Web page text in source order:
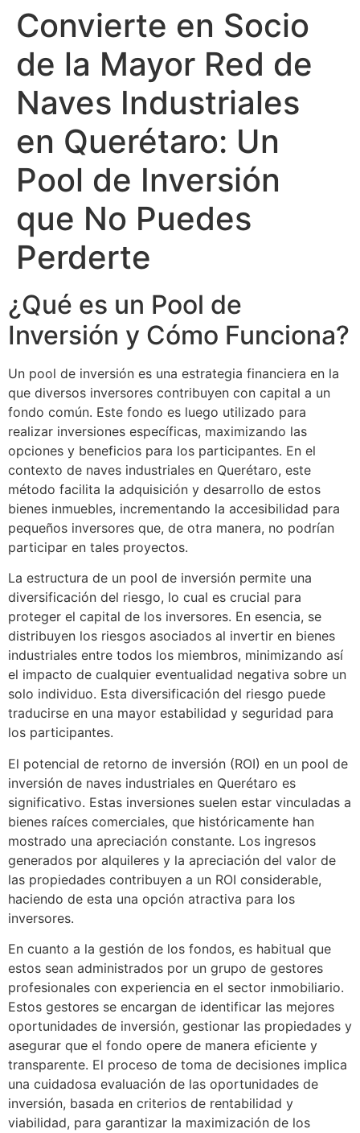
Convierte en Socio
de la Mayor Red de
Naves Industriales
en Querétaro: Un
Pool de Inversión
que No Puedes
Perderte
¿Qué es un Pool de
Inversión y Cómo Funciona?
Un pool de inversión es una estrategia financiera en la
que diversos inversores contribuyen con capital a un
fondo común. Este fondo es luego utilizado para
realizar inversiones específicas, maximizando las
opciones y beneficios para los participantes. En el
contexto de naves industriales en Querétaro, este
método facilita la adquisición y desarrollo de estos
bienes inmuebles, incrementando la accesibilidad para
pequeños inversores que, de otra manera, no podrían
participar en tales proyectos.
La estructura de un pool de inversión permite una
diversificación del riesgo, lo cual es crucial para
proteger el capital de los inversores. En esencia, se
distribuyen los riesgos asociados al invertir en bienes
industriales entre todos los miembros, minimizando así
el impacto de cualquier eventualidad negativa sobre un
solo individuo. Esta diversificación del riesgo puede
traducirse en una mayor estabilidad y seguridad para
los participantes.
El potencial de retorno de inversión (ROI) en un pool de
inversión de naves industriales en Querétaro es
significativo. Estas inversiones suelen estar vinculadas a
bienes raíces comerciales, que históricamente han
mostrado una apreciación constante. Los ingresos
generados por alquileres y la apreciación del valor de
las propiedades contribuyen a un ROI considerable,
haciendo de esta una opción atractiva para los
inversores.
En cuanto a la gestión de los fondos, es habitual que
estos sean administrados por un grupo de gestores
profesionales con experiencia en el sector inmobiliario.
Estos gestores se encargan de identificar las mejores
oportunidades de inversión, gestionar las propiedades y
asegurar que el fondo opere de manera eficiente y
transparente. El proceso de toma de decisiones implica
una cuidadosa evaluación de las oportunidades de
inversión, basada en criterios de rentabilidad y
viabilidad, para garantizar la maximización de los